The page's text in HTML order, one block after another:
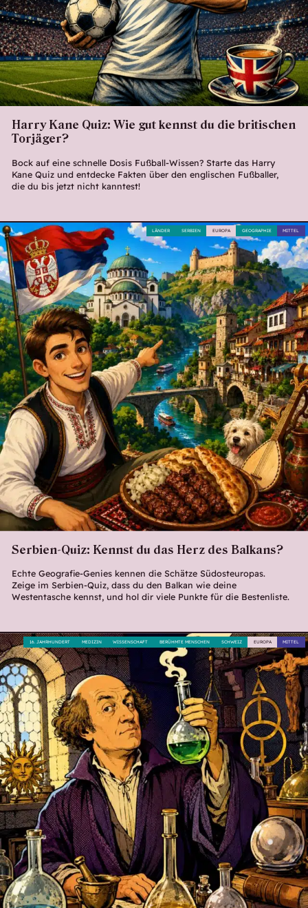
Harry Kane Quiz: Wie gut kennst du die britischen
Torjäger?
Bock auf eine schnelle Dosis Fußball-Wissen? Starte das Harry
Kane Quiz und entdecke Fakten über den englischen Fußballer,
die du bis jetzt nicht kanntest!
Serbien-Quiz: Kennst du das Herz des Balkans?
Echte Geografie-Genies kennen die Schätze Südosteuropas.
Zeige im Serbien-Quiz, dass du den Balkan wie deine
Westentasche kennst, und hol dir viele Punkte für die Bestenliste.
MITTEL
GEOGRAPHIE
EUROPA
SERBIEN
LÄNDER
MITTEL
EUROPA
SCHWEIZ
BERÜHMTE MENSCHEN
WISSENSCHAFT
MEDIZIN
16. JAHRHUNDERT